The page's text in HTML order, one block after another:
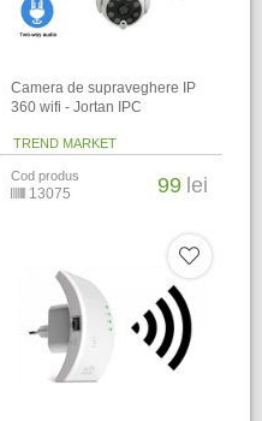
Camera de supraveghere IP
360 wifi - Jortan IPC
TREND MARKET
Cod produs
13075 99 lei